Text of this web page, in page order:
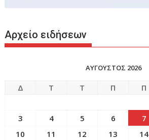
Αρχείο ειδήσεων
ΑΥΓΟΥΣΤΟΣ 2026
Δ Τ Τ Π Π
3
4 5 6 7
10
11 12 13 14